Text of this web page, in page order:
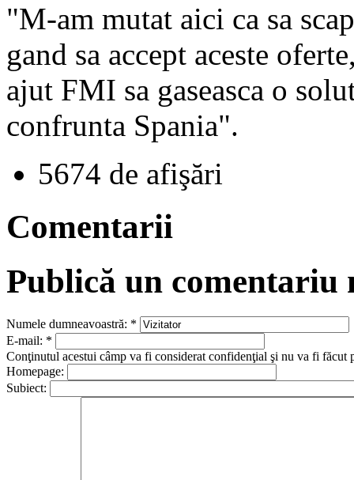
"M-am mutat aici ca sa
gand sa accept aceste
ajut FMI sa gaseasca o
confrunta Spania".
5674 de afişări
Comentarii
Publică un comentariu
Numele dumneavoastră: *
E-mail: *
Conţinutul acestui câmp va fi considerat confidenţial şi nu va fi făcut
Homepage:
Subiect: